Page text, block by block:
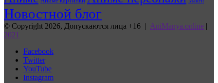
Новостной блог
© Copyright 2026, Допускаются лица +16 | AniManya.online |
2021
Facebook
Twitter
YouTube
Instagram